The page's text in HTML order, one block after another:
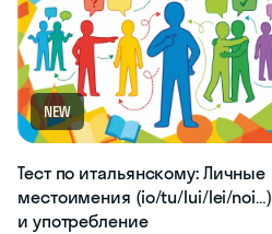
NEW
Тест по итальянскому: Личные
местоимения (io/tu/lui/lei/noi…)
и употребление